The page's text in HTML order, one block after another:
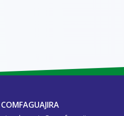
COMFAGUAJIRA